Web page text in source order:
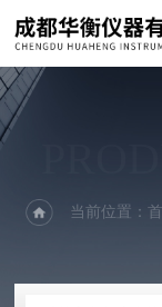
当前位置：